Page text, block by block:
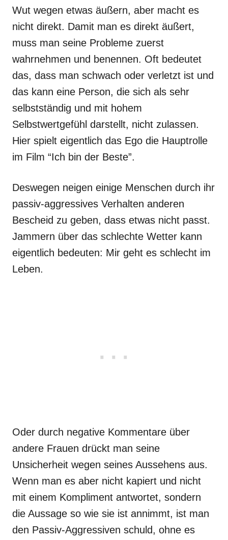
Wut wegen etwas äußern, aber macht es
nicht direkt. Damit man es direkt äußert,
muss man seine Probleme zuerst
wahrnehmen und benennen. Oft bedeutet
das, dass man schwach oder verletzt ist und
das kann eine Person, die sich als sehr
selbstständig und mit hohem
Selbstwertgefühl darstellt, nicht zulassen.
Hier spielt eigentlich das Ego die Hauptrolle
im Film “Ich bin der Beste”.
Deswegen neigen einige Menschen durch ihr
passiv-aggressives Verhalten anderen
Bescheid zu geben, dass etwas nicht passt.
Jammern über das schlechte Wetter kann
eigentlich bedeuten: Mir geht es schlecht im
Leben.
Oder durch negative Kommentare über
andere Frauen drückt man seine
Unsicherheit wegen seines Aussehens aus.
Wenn man es aber nicht kapiert und nicht
mit einem Kompliment antwortet, sondern
die Aussage so wie sie ist annimmt, ist man
den Passiv-Aggressiven schuld, ohne es